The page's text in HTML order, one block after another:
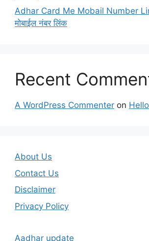
Adhar Card Me Mobail Number
मोबाईल नंबर लिंक
Recent
A WordPress Commenter on
About Us
Contact Us
Disclaimer
Privacy Policy
Aadhar update